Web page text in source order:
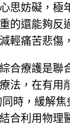
思妨礙，極
的還能夠反
輕痛苦悲傷
合療護是聯
法，在有用
同時，緩解
合利用物理